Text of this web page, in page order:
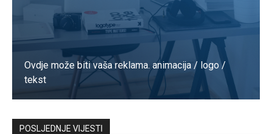
Ovdje može biti vaša reklama. animacija / logo /
tekst
Kontaktirajte nas
POSLJEDNJE VIJESTI